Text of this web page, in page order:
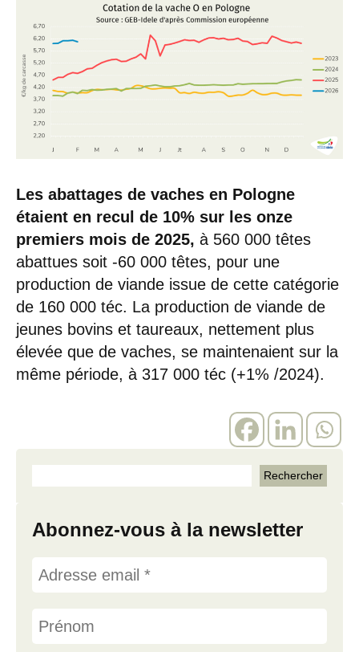
Les abattages de vaches en Pologne
étaient en recul de 10% sur les onze
premiers mois de 2025, à 560 000 têtes
abattues soit -60 000 têtes, pour une
production de viande issue de cette catégorie
de 160 000 téc. La production de viande de
jeunes bovins et taureaux, nettement plus
élevée que de vaches, se maintenaient sur la
même période, à 317 000 téc (+1% /2024).
Abonnez-vous à la newsletter